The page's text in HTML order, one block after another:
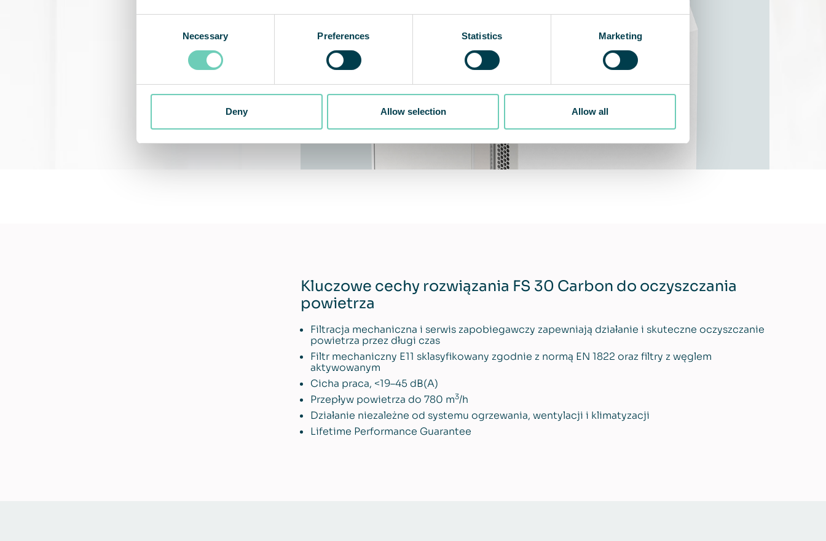
Necessary Preferences Statistics Marketing
Deny Allow selection Allow all
Kluczowe cechy rozwiązania FS 30 Carbon do oczyszczania
powietrza
Filtracja mechaniczna i serwis zapobiegawczy zapewniają działanie i skuteczne oczyszczanie
powietrza przez długi czas
Filtr mechaniczny E11 sklasyfikowany zgodnie z normą EN 1822 oraz filtry z węglem
aktywowanym
Cicha praca, <19–45 dB(A)
Przepływ powietrza do 780 m3/h
Działanie niezależne od systemu ogrzewania, wentylacji i klimatyzacji
Lifetime Performance Guarantee